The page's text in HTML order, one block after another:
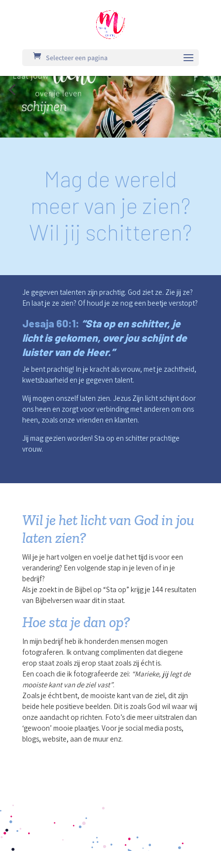
Selecteer een pagina
Mag de wereld
meer van je zien?
Wil jij schitteren?
Je gegeven talenten zijn prachtig. God ziet ze. Zie jij ze?
En laat je ze zien? Of houd je ze nog een beetje verstopt?
Jesaja 60:1: “Sta op en schitter, je
licht is gekomen, over jou schijnt de
luister van de Heer.”
Je bent prachtig! In je kracht als vrouw, met je zachtheid,
kwetsbaarheid en je gegeven talent.
Wij mogen onszelf laten zien. Jezus Zijn licht schijnt door
ons heen en zorgt voor verbinding met anderen om ons
heen, zoals onze vrienden en klanten.
Jij mag gezien worden! Sta op en schitter prachtige
vrouw.
Wil je het licht van God in jou
laten zien?
Wil je je hart volgen en voel je dat het tijd is voor een
verandering? Een volgende stap in je leven of in je
bedrijf?
Als je zoekt in de Bijbel op “Sta op” krijg je 144 resultaten
van Bijbelversen waar dit in staat.
Hoe sta je dan op?
In mijn bedrijf heb ik honderden mensen mogen
fotograferen. Ik ontvang complimenten dat diegene
erop staat zoals zij erop staat zoals zij écht is.
Een coach die ik fotografeerde zei: “Marieke, jij legt de
mooiste kant van de ziel vast”.
Zoals je écht bent, de mooiste kant van de ziel, dit zijn
beide hele positieve beelden. Dit is zoals God wil waar wij
onze aandacht op richten. Foto’s die meer uitstralen dan
‘gewoon’ mooie plaatjes. Voor je social media posts,
blogs, website, aan de muur enz.